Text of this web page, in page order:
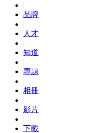
|
品牌
|
人才
|
知道
|
專題
|
相冊
|
影片
|
下載